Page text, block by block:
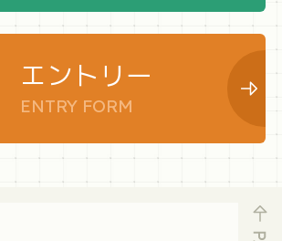
エントリー
ENTRY FORM